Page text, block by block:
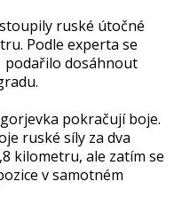
ruské útočné
Podle experta se
dosáhnout
pokračují boje.
ruské síly za dva
kilometru, ale zatím se
v samotném